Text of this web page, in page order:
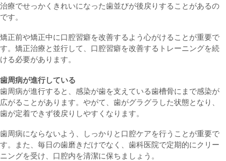
治療でせっかくきれいになった歯並びが後戻りすることがあるの
です。
矯正前や矯正中に口腔習癖を改善するよう心がけることが重要で
す。矯正治療と並行して、口腔習癖を改善するトレーニングを続
ける必要があります。
歯周病が進行している
歯周病が進行すると、感染が歯を支えている歯槽骨にまで感染が
広がることがあります。やがて、歯がグラグラした状態となり、
歯が定着できず後戻りしやすくなります。
歯周病にならないよう、しっかりと口腔ケアを行うことが重要で
す。また、毎日の歯磨きだけでなく、歯科医院で定期的にクリー
ニングを受け、口腔内を清潔に保ちましょう。